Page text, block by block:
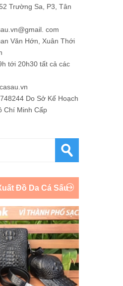
Trường Sa, P3, Tân
com
Văn Hớn, Xuân Thới
tới 20h30 tất cả các
Do Sở Kế Hoạch
Chí Minh Cấp
Đồ Da Cá Sấu